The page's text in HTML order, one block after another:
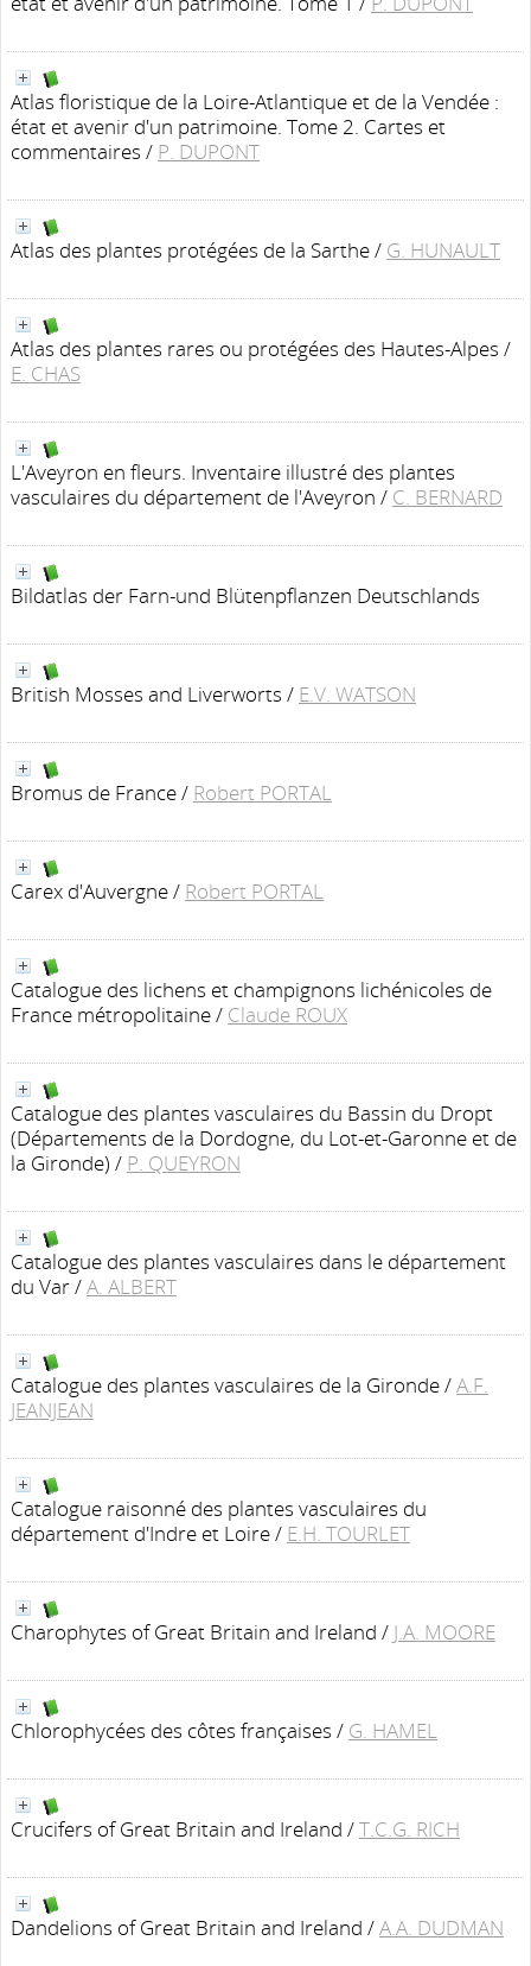
Atlas floristique de la Loire-Atlantique et de la Vendée :
état et avenir d'un patrimoine. Tome 2. Cartes et
commentaires / P. DUPONT
Atlas des plantes protégées de la Sarthe/ G. HUNAULT
Atlas des plantes rares ou protégées des Hautes-Alpes /
E. CHAS
L'Aveyron en fleurs. Inventaire illustré des plantes
vasculaires du département de l'Aveyron / C. BERNARD
Bildatlas der Farn-und Blütenpflanzen Deutschlands
British Mosses and Liverworts / E.V. WATSON
Bromus de France/ Robert PORTAL
Carex d'Auvergne/ Robert PORTAL
Catalogue des lichens et champignons lichénicoles de
France métropolitaine/ Claude ROUX
Catalogue des plantes vasculaires du Bassin du Dropt
(Départements de la Dordogne, du Lot-et-Garonne et de
la Gironde) / P. QUEYRON
Catalogue des plantes vasculaires dans le département
du Var/A. ALBERT
Catalogue des plantes vasculaires de la Gironde/A.F.
JEANJEAN
Catalogue raisonné des plantes vasculaires du
département d'Indre et Loire/ E.H. TOURLET
Charophytes of Great Britain and Ireland / J.A. MOORE
Chlorophycées des côtes françaises / G. HAMEL
Crucifers of Great Britain and Ireland /T.C.G. RICH
Dandelions of Great Britain and Ireland /A.A. DUDMAN